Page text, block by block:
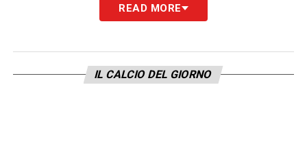
READ MORE
IL CALCIO DEL GIORNO